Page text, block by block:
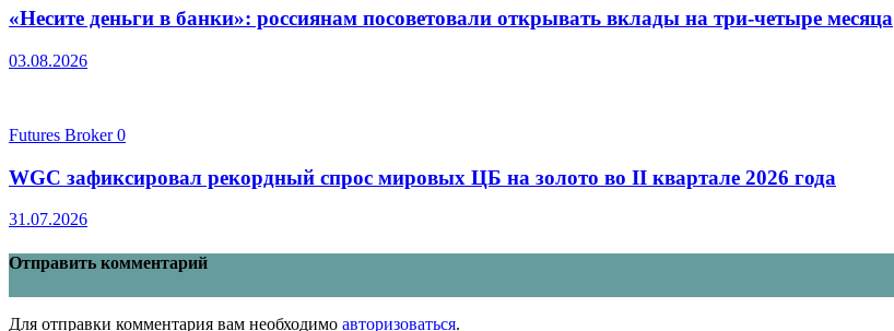
«Несите деньги в банки»: россиянам посоветовали открывать вклады на три-четыре месяца
03.08.2026
Futures Broker0
WGC зафиксировал рекордный спрос мировых ЦБ на золото во II квартале 2026 года
31.07.2026
Отправить комментарий
Для отправки комментария вам необходимо авторизоваться.